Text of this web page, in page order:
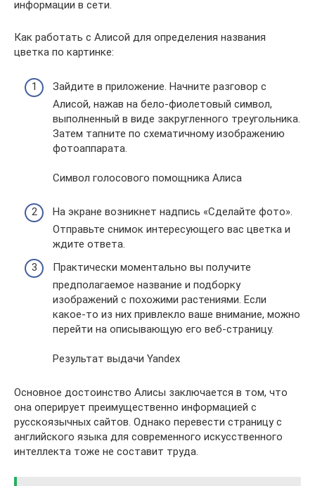
информации в сети.
Как работать с Алисой для определения названия
цветка по картинке:
Зайдите в приложение. Начните разговор с
Алисой, нажав на бело-фиолетовый символ,
выполненный в виде закругленного треугольника.
Затем тапните по схематичному изображению
фотоаппарата.
Символ голосового помощника Алиса
На экране возникнет надпись «Сделайте фото».
Отправьте снимок интересующего вас цветка и
ждите ответа.
Практически моментально вы получите
предполагаемое название и подборку
изображений с похожими растениями. Если
какое-то из них привлекло ваше внимание, можно
перейти на описывающую его веб-страницу.
Результат выдачи Yandex
Основное достоинство Алисы заключается в том, что
она оперирует преимущественно информацией с
русскоязычных сайтов. Однако перевести страницу с
английского языка для современного искусственного
интеллекта тоже не составит труда.